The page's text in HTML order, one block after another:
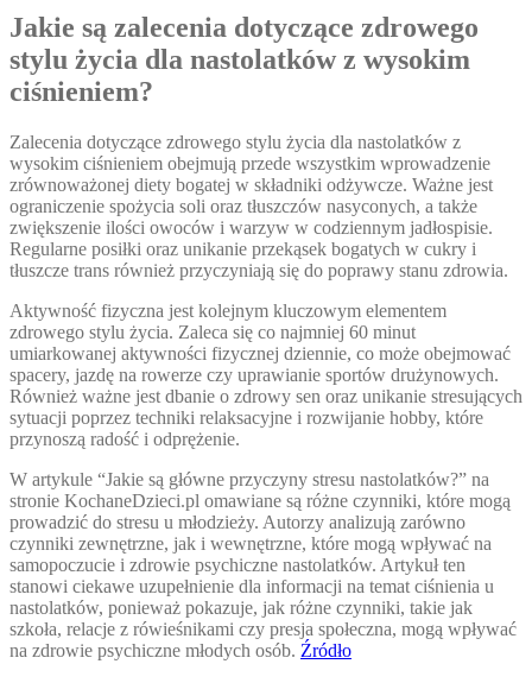
Jakie są zalecenia dotyczące zdrowego
stylu życia dla nastolatków z wysokim
ciśnieniem?
Zalecenia dotyczące zdrowego stylu życia dla nastolatków z
wysokim ciśnieniem obejmują przede wszystkim wprowadzenie
zrównoważonej diety bogatej w składniki odżywcze. Ważne jest
ograniczenie spożycia soli oraz tłuszczów nasyconych, a także
zwiększenie ilości owoców i warzyw w codziennym jadłospisie.
Regularne posiłki oraz unikanie przekąsek bogatych w cukry i
tłuszcze trans również przyczyniają się do poprawy stanu zdrowia.
Aktywność fizyczna jest kolejnym kluczowym elementem
zdrowego stylu życia. Zaleca się co najmniej 60 minut
umiarkowanej aktywności fizycznej dziennie, co może obejmować
spacery, jazdę na rowerze czy uprawianie sportów drużynowych.
Również ważne jest dbanie o zdrowy sen oraz unikanie stresujących
sytuacji poprzez techniki relaksacyjne i rozwijanie hobby, które
przynoszą radość i odprężenie.
W artykule “Jakie są główne przyczyny stresu nastolatków?” na
stronie KochaneDzieci.pl omawiane są różne czynniki, które mogą
prowadzić do stresu u młodzieży. Autorzy analizują zarówno
czynniki zewnętrzne, jak i wewnętrzne, które mogą wpływać na
samopoczucie i zdrowie psychiczne nastolatków. Artykuł ten
stanowi ciekawe uzupełnienie dla informacji na temat ciśnienia u
nastolatków, ponieważ pokazuje, jak różne czynniki, takie jak
szkoła, relacje z rówieśnikami czy presja społeczna, mogą wpływać
na zdrowie psychiczne młodych osób. Źródło